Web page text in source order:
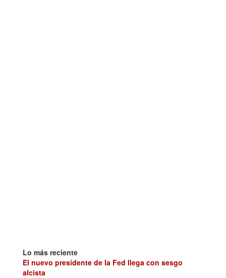
Lo más reciente
El nuevo presidente de la Fed llega con sesgo
alcista